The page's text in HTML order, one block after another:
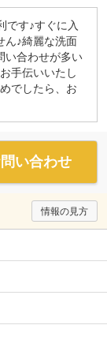
です♪すぐに入
ん♪綺麗な洗面
い合わせが多い
手伝いいたし
でしたら、お
い合わせ
情報の見方